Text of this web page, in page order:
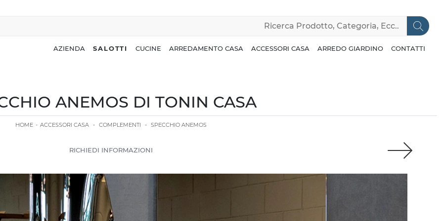
AZIENDA SALOTTI CUCINE ARREDAMENTO CASA ACCESSORI CASA ARREDO GIARDINO CONTATTI
ANEMOS DI TONIN CASA
HOME - ACCESSORI CASA - COMPLEMENTI - SPECCHIO ANEMOS
RICHIEDI INFORMAZIONI